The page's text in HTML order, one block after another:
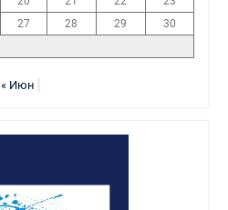
27 28 29
30
« Июн